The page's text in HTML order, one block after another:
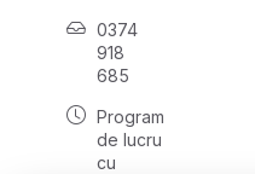
0374
918
685
Program
de lucru
cu